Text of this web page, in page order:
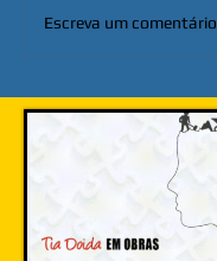
Escreva um comentário